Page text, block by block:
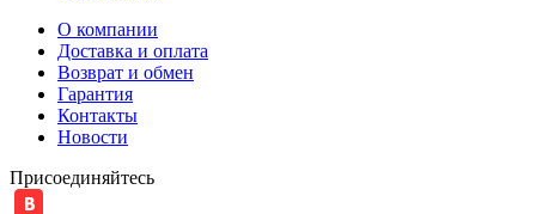
О компании
Доставка и оплата
Возврат и обмен
Гарантия
Контакты
Новости
Присоединяйтесь